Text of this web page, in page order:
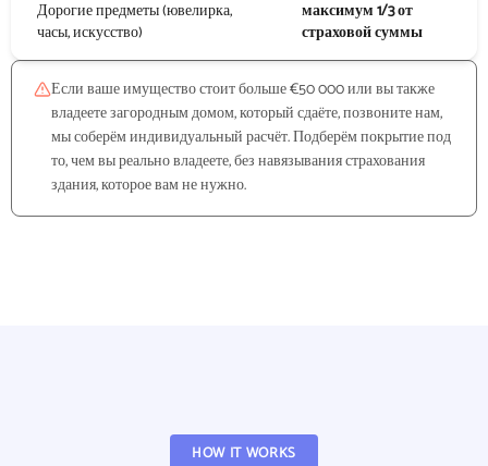
Дорогие предметы (ювелирка,
часы, искусство)
максимум 1/3 от
страховой суммы
Если ваше имущество стоит больше €50 000 или вы также
владеете загородным домом, который сдаёте, позвоните нам,
мы соберём индивидуальный расчёт. Подберём покрытие под
то, чем вы реально владеете, без навязывания страхования
здания, которое вам не нужно.
HOW IT WORKS